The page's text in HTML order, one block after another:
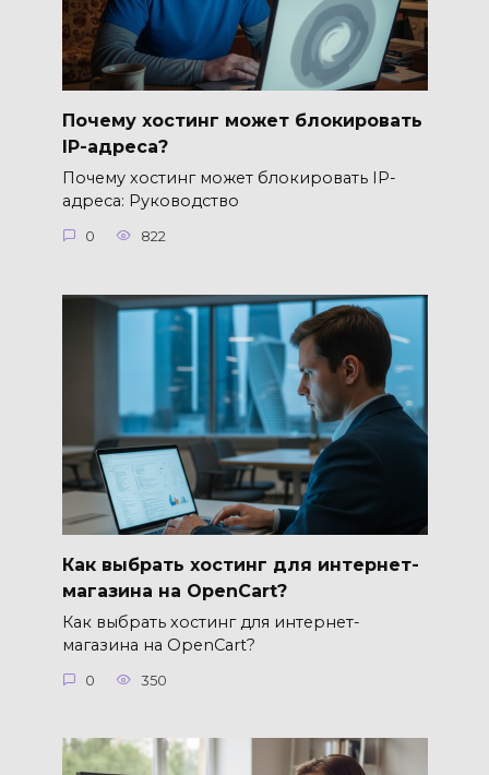
Почему хостинг может блокировать
IP-адреса?
Почему хостинг может блокировать IP-
адреса: Руководство
0 822
Как выбрать хостинг для интернет-
магазина на OpenCart?
Как выбрать хостинг для интернет-
магазина на OpenCart?
0 350